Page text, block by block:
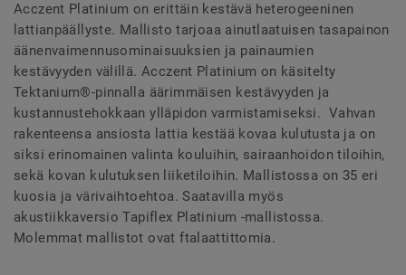
Acczent Platinium on erittäin kestävä heterogeeninen
lattianpäällyste. Mallisto tarjoaa ainutlaatuisen tasapainon
äänenvaimennusominaisuuksien ja painaumien
kestävyyden välillä. Acczent Platinium on käsitelty
Tektanium®-pinnalla äärimmäisen kestävyyden ja
kustannustehokkaan ylläpidon varmistamiseksi. Vahvan
rakenteensa ansiosta lattia kestää kovaa kulutusta ja on
siksi erinomainen valinta kouluihin, sairaanhoidon tiloihin,
sekä kovan kulutuksen liiketiloihin. Mallistossa on 35 eri
kuosia ja värivaihtoehtoa. Saatavilla myös
akustiikkaversio Tapiflex Platinium -mallistossa.
Molemmat mallistot ovat ftalaattittomia.